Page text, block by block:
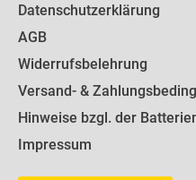
Datenschutzerklärung
AGB
Widerrufsbelehrung
Versand- &
Hinweise bzgl. der
Impressum